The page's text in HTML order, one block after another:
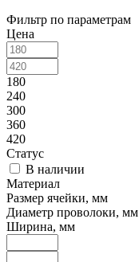
Фильтр по параметрам
Цена
180
240
300
360
420
Статус
В наличии
Материал
Размер ячейки, мм
Диаметр проволоки, мм
Ширина, мм